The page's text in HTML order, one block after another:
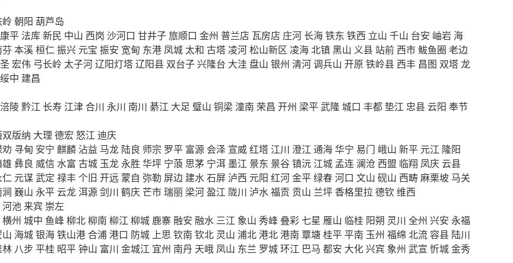
朝阳 葫芦岛
康平 法库新民 中山 西岗 沙河口 甘井子旅顺口 金州 普兰店 瓦房店 庄河 长海铁东 铁西 立山 千山 台安 岫岩 海
本溪桓仁振兴 元宝 振安 宽甸 东港 凤城 太和 古塔 凌河松山新区 凌海北镇黑山 义县 站前 西市 鲅鱼圈 老边
宏伟 弓长岭 太子河辽阳灯塔辽阳县 双台子兴隆台 大洼 盘山 银州 清河调兵山 开原 铁岭县 西丰 昌图 双塔龙
绥中 建昌
涪陵黔江 长寿 江津合川 永川 南川 綦江 大足 璧山 铜梁潼南 荣昌 开州 梁平武隆城口 丰都 垫江 忠县 云阳 奉节
双版纳 大理 德宏 怒江 迪庆
寻甸 安宁 麒麟 沾益 马龙 陆良 师宗 罗平 富源 会泽 宣威红塔 江川 澄江 通海华宁 易门 峨山 新平 元江 隆阳
彝良 威信水富 古城 玉龙 永胜 华坪 宁蒗 思茅 宁洱 墨江 景东 景谷镇沅 江城 孟连 澜沧 西盟 临翔 凤庆 云县
仁 元谋武定 禄丰个旧 开远 蒙自 弥勒 屏边 建水石屏 泸西 元阳 红河金平绿春河口 文山 砚山 西畴麻栗坡 马关
巍山 永平 云龙 洱源剑川 鹤庆 芒市瑞丽 梁河盈江 陇川 泸水福贡 贡山 兰坪 香格里拉 德钦维西
河池 来宾 崇左
横州 城中 鱼峰 柳北柳南 柳江 柳城 鹿寨融安 融水 三江 象山 秀峰 叠彩七星 雁山 临桂 阳朔 灵川 全州 兴安 永福
海城银海铁山港合浦港口 防城 上思 钦南 钦北 灵山 浦北港北港南 覃塘桂平平南 玉州 福绵 北流 容县 陆川
林 八步 平桂 昭平钟山 富川 金城江 宜州 南丹 天峨 凤山 东兰 罗城环江 巴马 都安 大化兴宾 象州 武宣 忻城金秀